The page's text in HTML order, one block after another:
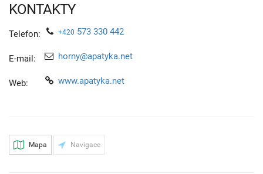
KONTAKTY
Telefon: +420 573 330 442
E-mail: horny@apatyka.net
Web: www.apatyka.net
Mapa Navigace